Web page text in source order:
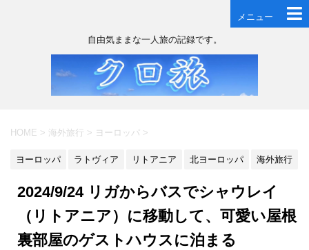
メニュー
自由気ままな一人旅の記録です。
HOME > 海外旅行 > ヨーロッパ >
ヨーロッパ ラトヴィア リトアニア 北ヨーロッパ 海外旅行
2024/9/24 リガからバスでシャウレイ
（リトアニア）に移動して、可愛い屋根
裏部屋のゲストハウスに泊まる